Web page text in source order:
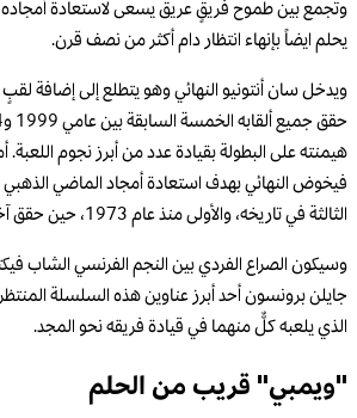
وتجمع بين طموح فريقٍ عريق يسعى لاستعادة أمجاده
يحلم ايضاً بإنهاء انتظار دام أكثر من نصف قرن.
ويدخل سان أنتونيو النهائي وهو يتطلع إلى إضافة
هيمنته على البطولة بقيادة عدد من أبرز نجوم اللعبة.
فيخوض النهائي بهدف استعادة أمجاد الماضي الذهبي
الثالثة في تاريخه، والأولى منذ عام 1973، حين حقق آخر ألقابه في الدوري.
وسيكون الصراع الفردي بين النجم الفرنسي الشاب
جايلن برونسون أحد أبرز عناوين هذه السلسلة
الذي يلعبه كلٌّ منهما في قيادة فريقه نحو المجد.
"ويمبي" قريب من الحلم